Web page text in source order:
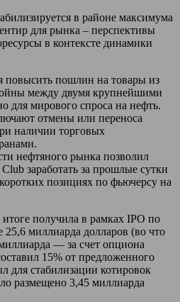
в районе максимума
для рынка – перспективы
в контексте динамики
пошлин на товары из
между двумя крупнейшими
для мирового спроса на нефть.
отмены или переноса
наличии торговых
нефтяного рынка позволил
заработать за прошлые сутки
позициях по фьючерсу на
получила в рамках IPO по
миллиарда долларов (во что
— за счет опциона
15% от предложенного
для стабилизации котировок
размещено 3,45 миллиарда